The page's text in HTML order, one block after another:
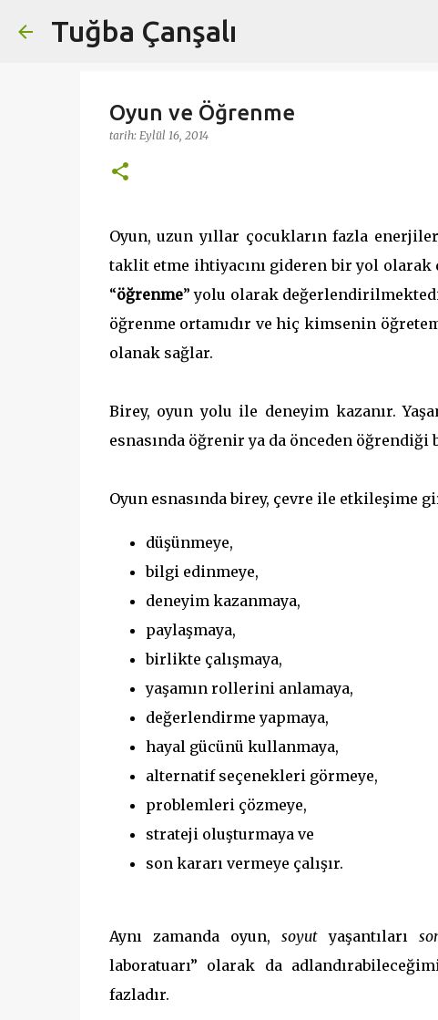
Tuğba Çanşalı
Oyun ve Öğrenme
tarih: Eylül 16, 2014
Oyun, uzun yıllar çocukların fazla
taklit etme ihtiyacını gideren bir yol
“öğrenme” yolu olarak
öğrenme ortamıdır ve hiç kimsenin
olanak sağlar.
Birey, oyun yolu ile deneyim kazanır.
esnasında öğrenir ya da önceden
Oyun esnasında birey, çevre ile etkileşime
düşünmeye,
bilgi edinmeye,
deneyim kazanmaya,
paylaşmaya,
birlikte çalışmaya,
yaşamın rollerini anlamaya,
değerlendirme yapmaya,
hayal gücünü kullanmaya,
alternatif seçenekleri görmeye,
problemleri çözmeye,
strateji oluşturmaya ve
son kararı vermeye çalışır.
Aynı zamanda oyun, soyutyaşantıları
laboratuarı” olarak da
fazladır.